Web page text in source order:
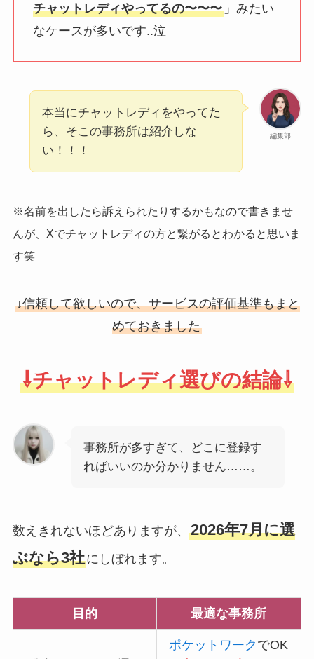
チャットレディやってるの〜〜〜」みたい
なケースが多いです..泣
編集部
本当にチャットレディをやってた
ら、そこの事務所は紹介しな
い！！！
※名前を出したら訴えられたりするかもなので書きませ
んが、Xでチャットレディの方と繋がるとわかると思いま
す笑
↓信頼して欲しいので、サービスの評価基準もまと
めておきました
⇩チャットレディ選びの結論⇩
事務所が多すぎて、どこに登録す
ればいいのか分かりません……。
数えきれないほどありますが、 2026年7月に選
ぶなら3社にしぼれます。
目的 最適な事務所
ポケットワーク でOK